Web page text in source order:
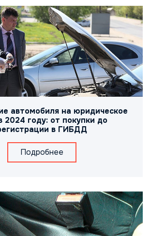
автомобиля на юридическое
2024 году: от покупки до
в ГИБДД
Подробнее